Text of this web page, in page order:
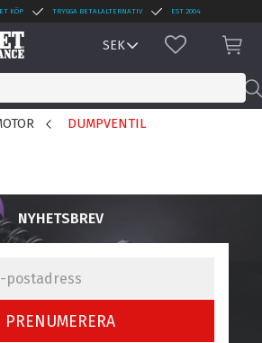
KÖP TRYGGA BETALALTERNATIV EST 2004
FAVORITER
DUMPVENTIL
NYHETSBREV
PRENUMERERA